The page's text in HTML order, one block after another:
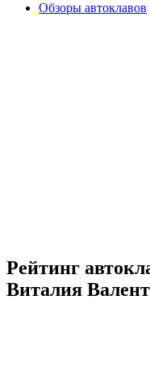
Обзоры автоклавов
Рейтинг
Виталия